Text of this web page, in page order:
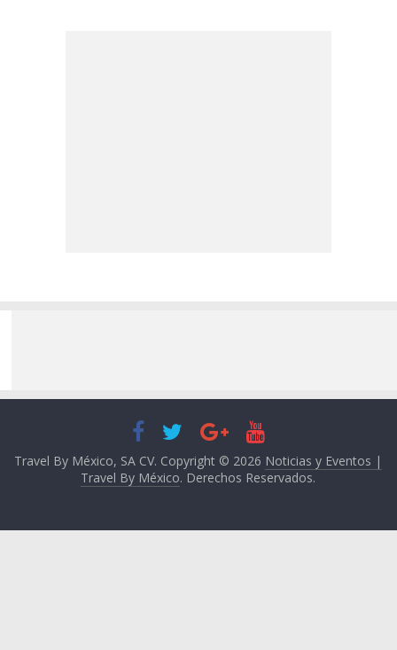
Travel By México, SA CV. Copyright © 2026 Noticias y Eventos |
Travel By México. Derechos Reservados.